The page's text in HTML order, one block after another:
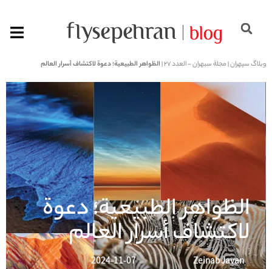
وبلاگ سپهران|مجلة سبهران – العدد 27 |الظواهر الطبيعية؛ دعوة لاكتشاف أسرار العالم
الظواهر الطبيعية؛ دعوة
لاكتشاف أسرار العالم
Zeinab Javan
2024-11-07